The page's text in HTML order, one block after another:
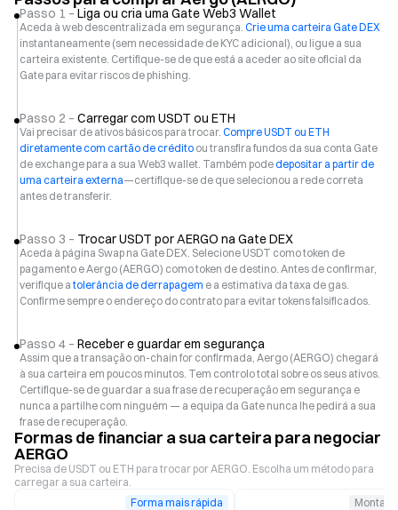
Passo 1 –Liga ou cria uma Gate Web3 Wallet
Aceda à web descentralizada em segurança. Crie uma carteira Gate DEX
instantaneamente (sem necessidade de KYC adicional), ou ligue a sua
carteira existente. Certifique-se de que está a aceder ao site oficial da
Gate para evitar riscos de phishing.
Passo 2 – Carregar com USDT ou ETH
Vai precisar de ativos básicos para trocar. Compre USDT ou ETH
diretamente com cartão de crédito ou transfira fundos da sua conta Gate
de exchange para a sua Web3 wallet. Também pode depositar a partir de
uma carteira externa—certifique-se de que selecionou a rede correta
antes de transferir.
Passo 3 – Trocar USDT por AERGO na Gate DEX
Aceda à página Swap na Gate DEX. Selecione USDT como token de
pagamento e Aergo (AERGO) como token de destino. Antes de confirmar,
verifique a tolerância de derrapagem e a estimativa da taxa de gas.
Confirme sempre o endereço do contrato para evitar tokens falsificados.
Passo 4 – Receber e guardar em segurança
Assim que a transação on-chain for confirmada, Aergo (AERGO) chegará
à sua carteira em poucos minutos. Tem controlo total sobre os seus ativos.
Certifique-se de guardar a sua frase de recuperação em segurança e
nunca a partilhe com ninguém — a equipa da Gate nunca lhe pedirá a sua
frase de recuperação.
Formas de financiar a sua carteira para negociar
AERGO
Precisa de USDT ou ETH para trocar por AERGO. Escolha um método para
carregar a sua carteira.
Forma mais rápida